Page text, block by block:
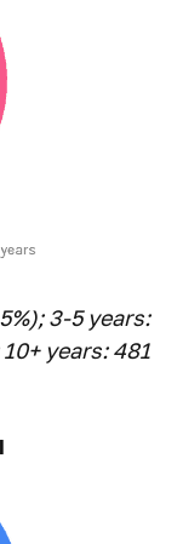
3-5 years:
years: 481